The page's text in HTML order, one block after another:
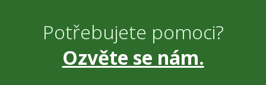
Potřebujete pomoci?
Ozvěte se nám.